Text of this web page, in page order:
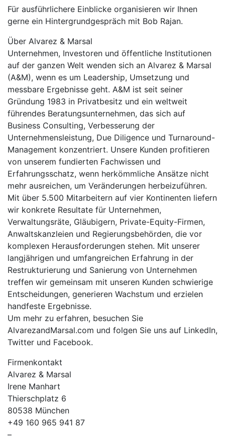
Für ausführlichere Einblicke organisieren wir Ihnen
gerne ein Hintergrundgespräch mit Bob Rajan.
Über Alvarez & Marsal
Unternehmen, Investoren und öffentliche Institutionen
auf der ganzen Welt wenden sich an Alvarez & Marsal
(A&M), wenn es um Leadership, Umsetzung und
messbare Ergebnisse geht. A&M ist seit seiner
Gründung 1983 in Privatbesitz und ein weltweit
führendes Beratungsunternehmen, das sich auf
Business Consulting, Verbesserung der
Unternehmensleistung, Due Diligence und Turnaround-
Management konzentriert. Unsere Kunden profitieren
von unserem fundierten Fachwissen und
Erfahrungsschatz, wenn herkömmliche Ansätze nicht
mehr ausreichen, um Veränderungen herbeizuführen.
Mit über 5.500 Mitarbeitern auf vier Kontinenten liefern
wir konkrete Resultate für Unternehmen,
Verwaltungsräte, Gläubigern, Private-Equity-Firmen,
Anwaltskanzleien und Regierungsbehörden, die vor
komplexen Herausforderungen stehen. Mit unserer
langjährigen und umfangreichen Erfahrung in der
Restrukturierung und Sanierung von Unternehmen
treffen wir gemeinsam mit unseren Kunden schwierige
Entscheidungen, generieren Wachstum und erzielen
handfeste Ergebnisse.
Um mehr zu erfahren, besuchen Sie
AlvarezandMarsal.com und folgen Sie uns auf LinkedIn,
Twitter und Facebook.
Firmenkontakt
Alvarez & Marsal
Irene Manhart
Thierschplatz 6
80538 München
+49 160 965 941 87
–